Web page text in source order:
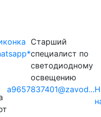
Старший
специалист по
светодиодному
освещению
a9657837401@zavod...